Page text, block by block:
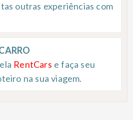
outras experiências com
RentCars e faça seu
na sua viagem.